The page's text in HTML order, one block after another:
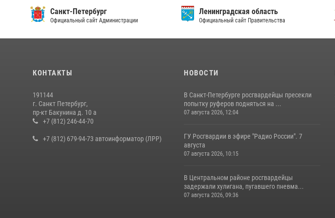
Ленинградская область
Официальный сайт Правительства
Главное управление МВД России
по г.Санкт-Петербургу и Ленинградской области
КОНТАКТЫ
191144
г. Санкт Петербург,
пр-кт Бакунина д. 10 а
+7 (812) 246-44-70
+7 (812) 679-94-73 автоинформатор (ЛРР)
НОВОСТИ
В Санкт-Петербурге росгвардейцы пресекли
попытку руферов подняться на ...
07 августа 2026, 12:04
ГУ Росгвардии в эфире "Радио России". 7
августа
07 августа 2026, 10:15
В Центральном районе росгвардейцы
задержали хулигана, пугавшего пневма...
07 августа 2026, 09:36